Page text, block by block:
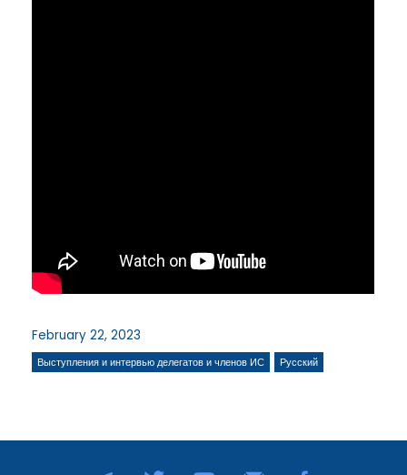
February 22, 2023
Выступления и интервью делегатов и членов ИС Русский